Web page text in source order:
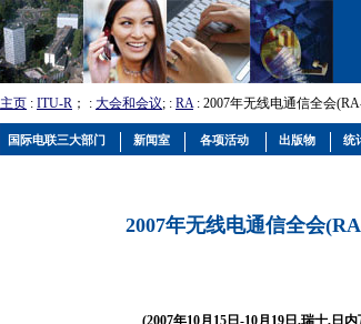
主页 : ITU-R ； : 大会和会议; : RA: 2007年无线电通信全会
2007年无线电通信全会
(2007年10月15日-10月19日,瑞士,日内
国际电联三大部门 新闻室 各项活动 出版物 统